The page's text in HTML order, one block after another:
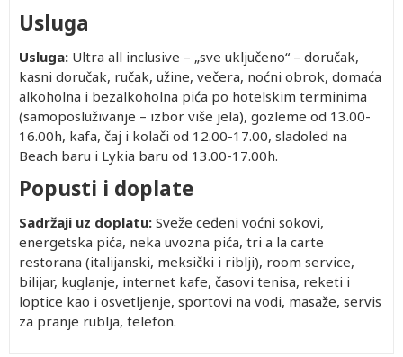
Usluga
Usluga: Ultra all inclusive – „sve uključeno“ – doručak,
kasni doručak, ručak, užine, večera, noćni obrok, domaća
alkoholna i bezalkoholna pića po hotelskim terminima
(samoposluživanje – izbor više jela), gozleme od 13.00-
16.00h, kafa, čaj i kolači od 12.00-17.00, sladoled na
Beach baru i Lykia baru od 13.00-17.00h.
Popusti i doplate
Sadržaji uz doplatu: Sveže ceđeni voćni sokovi,
energetska pića, neka uvozna pića, tri a la carte
restorana (italijanski, meksički i riblji), room service,
bilijar, kuglanje, internet kafe, časovi tenisa, reketi i
loptice kao i osvetljenje, sportovi na vodi, masaže, servis
za pranje rublja, telefon.